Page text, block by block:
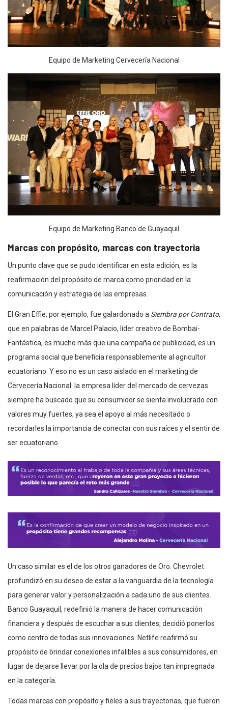
Equipo de Marketing Cervecería Nacional
Equipo de Marketing Banco de Guayaquil
Marcas con propósito, marcas con trayectoria
Un punto clave que se pudo identificar en esta edición, es la
reafirmación del propósito de marca como prioridad en la
comunicación y estrategia de las empresas.
El Gran Effie, por ejemplo, fue galardonado a Siembra por Contrato,
que en palabras de Marcel Palacio, líder creativo de Bombai-
Fantástica, es mucho más que una campaña de publicidad, es un
programa social que beneficia responsablemente al agricultor
ecuatoriano. Y eso no es un caso aislado en el marketing de
Cervecería Nacional: la empresa líder del mercado de cervezas
siempre ha buscado que su consumidor se sienta involucrado con
valores muy fuertes, ya sea el apoyo al más necesitado o
recordarles la importancia de conectar con sus raíces y el sentir de
ser ecuatoriano.
Un caso similar es el de los otros ganadores de Oro: Chevrolet
profundizó en su deseo de estar a la vanguardia de la tecnología
para generar valor y personalización a cada uno de sus clientes.
Banco Guayaquil, redefinió la manera de hacer comunicación
financiera y después de escuchar a sus clientes, decidió ponerlos
como centro de todas sus innovaciones. Netlife reafirmó su
propósito de brindar conexiones infalibles a sus consumidores, en
lugar de dejarse llevar por la ola de precios bajos tan impregnada
en la categoría.
Todas marcas con propósito y fieles a sus trayectorias, que fueron